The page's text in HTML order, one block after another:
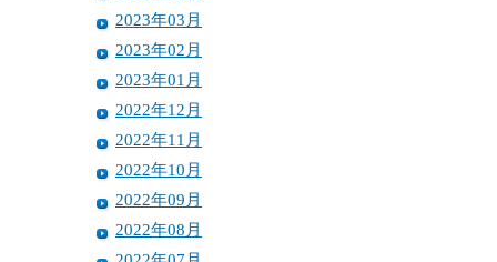
2023年03月
2023年02月
2023年01月
2022年12月
2022年11月
2022年10月
2022年09月
2022年08月